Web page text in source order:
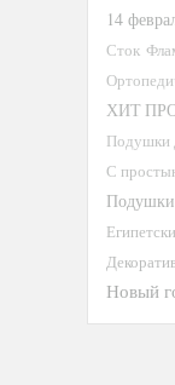
14
Сток
ХИТ
Подушки
С
Подушки
Новый